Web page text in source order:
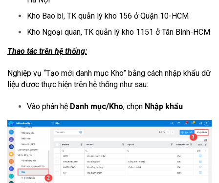
Kho Bao bì, TK quản lý kho 156 ở Quận 10-HCM
Kho Ngoại quan, TK quản lý kho 1151 ở Tân Bình-HCM
Thao tác trên hệ thống:
Nghiệp vụ “Tạo mới danh mục Kho” bằng cách nhập khẩu dữ
liệu được thực hiện trên hệ thống như sau:
Vào phân hệ Danh mục/Kho, chọn Nhập khẩu